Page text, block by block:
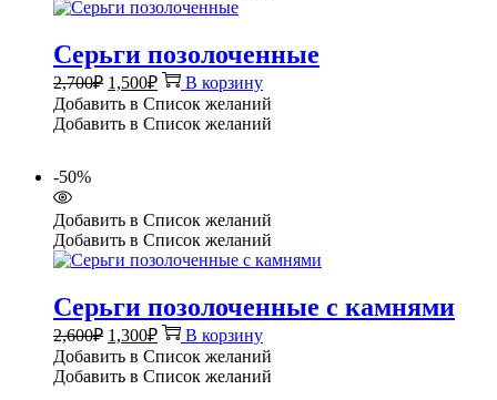
Серьги позолоченные
2,700₽ Первоначальная
цена
составляла
1,500₽Текущая
цена:
1,500₽.
В корзину
Добавить в Список желаний
Добавить в Список желаний
-50%
Добавить в Список желаний
Добавить в Список желаний
Серьги позолоченные с камнями
2,600₽ Первоначальная
цена
составляла
1,300₽Текущая
цена:
1,300₽.
В корзину
Добавить в Список желаний
Добавить в Список желаний